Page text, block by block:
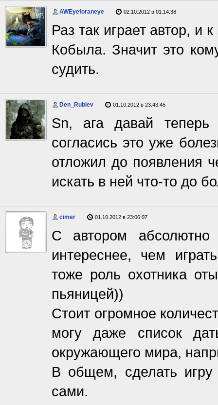
AWEyeforaneye 02.10.2012 в 01:14:38
Раз так играет автор, и
Кобыла. Значит это
судить.
Den_Rublev 01.10.2012 в 23:43:45
Sn, ага давай
согласись это уже
отложил до появления
искать в ней что-то до
cimer 01.10.2012 в 23:06:07
С автором абсолютно
интереснее, чем
тоже роль охотника
пьяницей))
Стоит огромное
могу даже список
окружающего мира,
В общем, сделать
сами.